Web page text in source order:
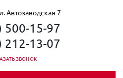
Автозаводская 7
500-15-97
212-13-07
ЗВОНОК